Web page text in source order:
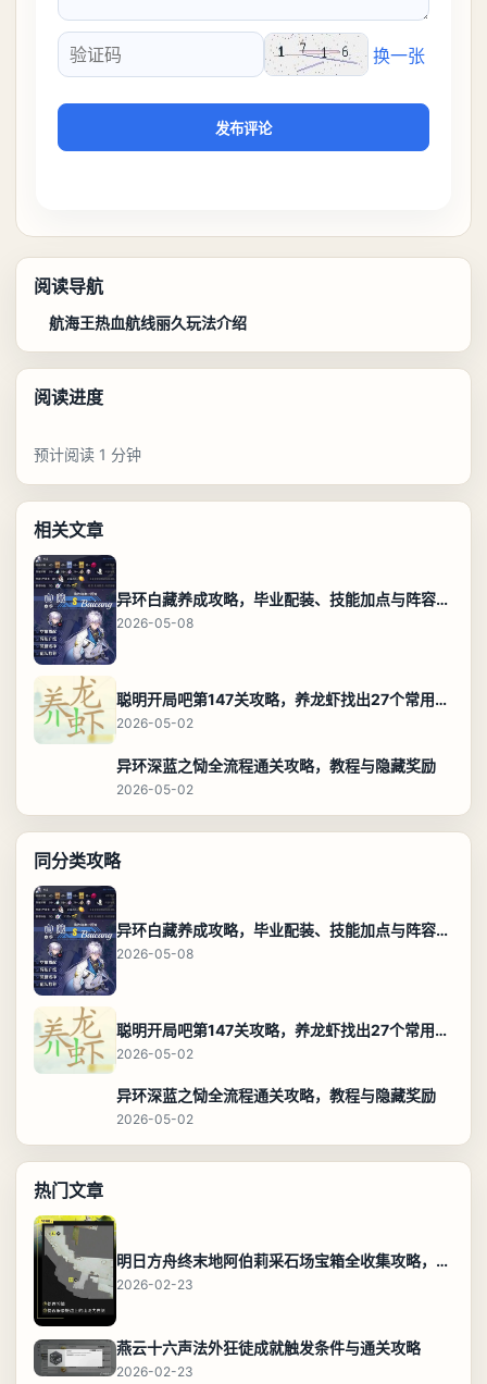
验证码
换一张
发布评论
阅读导航
航海王热血航线丽久玩法介绍
阅读进度
预计阅读 1 分钟
相关文章
异环白藏养成攻略，毕业配装、技能加点与阵容搭配保姆级解析
2026-05-08
聪明开局吧第147关攻略，养龙虾找出27个常用字通关答案
2026-05-02
异环深蓝之恸全流程通关攻略，教程与隐藏奖励
2026-05-02
同分类攻略
异环白藏养成攻略，毕业配装、技能加点与阵容搭配保姆级解析
2026-05-08
聪明开局吧第147关攻略，养龙虾找出27个常用字通关答案
2026-05-02
异环深蓝之恸全流程通关攻略，教程与隐藏奖励
2026-05-02
热门文章
明日方舟终末地阿伯莉采石场宝箱全收集攻略，全点位分布图与路线
2026-02-23
燕云十六声法外狂徒成就触发条件与通关攻略
2026-02-23